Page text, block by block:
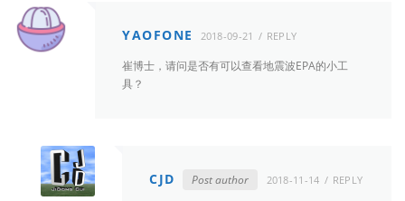
YAOFONE 2018-09-21 REPLY
崔博士，请问是否有可以查看地震波EPA的小工
具？
CJD Post author 2018-11-14 REPLY